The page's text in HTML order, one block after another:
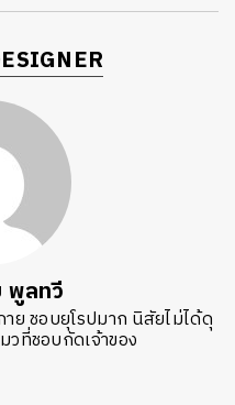
พูลทวี
ย ชอบยุโรปมาก นิสัยไม่ได้ดุ
วที่ชอบกัดเจ้าของ